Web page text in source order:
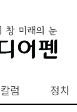
칼럼 정치